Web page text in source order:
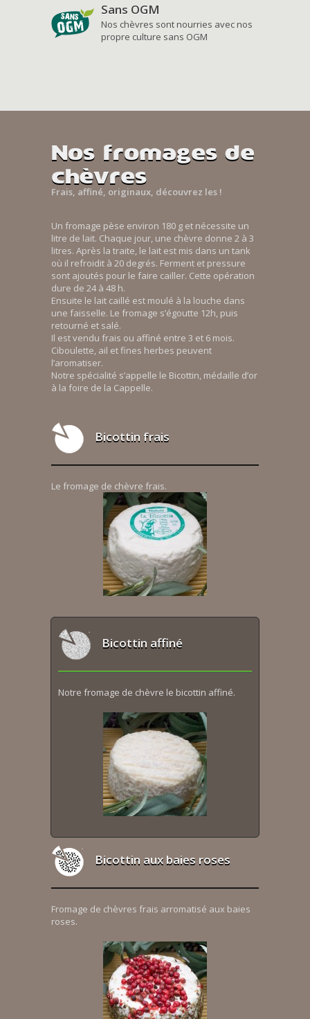
Sans OGM
Nos chèvres sont nourries avec nos
propre culture sans OGM
Nos fromages de
chèvres
Frais, affiné, originaux, découvrez les !
Un fromage pèse environ 180 g et nécessite un
litre de lait. Chaque jour, une chèvre donne 2 à 3
litres. Après la traite, le lait est mis dans un tank
où il refroidit à 20 degrés. Ferment et pressure
sont ajoutés pour le faire cailler. Cette opération
dure de 24 à 48 h.
Ensuite le lait caillé est moulé à la louche dans
une faisselle. Le fromage s’égoutte 12h, puis
retourné et salé.
Il est vendu frais ou affiné entre 3 et 6 mois.
Ciboulette, ail et fines herbes peuvent
l’aromatiser.
Notre spécialité s’appelle le Bicottin, médaille d’or
à la foire de la Cappelle.
Bicottin frais
Le fromage de chèvre frais.
Bicottin affiné
Notre fromage de chèvre le bicottin affiné.
Bicottin aux baies roses
Fromage de chèvres frais arromatisé aux baies
roses.